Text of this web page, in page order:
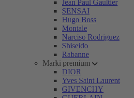
Jean Paul Gaultier
SENSAI
Hugo Boss
Montale
Narciso Rodriguez
Shiseido
Rabanne
Marki premium
DIOR
Yves Saint Laurent
GIVENCHY